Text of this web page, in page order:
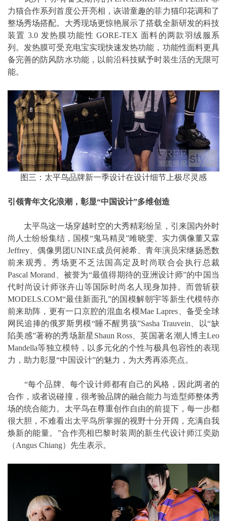
力猫合作系列首度公开亮相，诙谐童趣的菲力猫印花调和了
整场秀场搭配。大秀现场更惊艳展示了搭载全新研发的科技
装置 3.0 发热膜功能性 GORE-TEX 面料的两款羽绒服系
列。发热膜可受充电宝实现快速发热功能，功能性面料更具
备完善的防风防水功能，以前沿科技赋予时装生活的无限可
能。
图三：太平鸟品牌新一季设计在设计细节上极尽灵感
引领青年文化浪潮，彰显“中国设计”多维创造
太平鸟这一场穿越时空的大秀精彩纷呈，引来国内外时
尚人士纷纷集结，国模“鬼马精灵”雎晓雯、实力偶像董又霖
Jeffrey、偶像男团UNINE成员何昶希、青年演员宋继扬悉数
前来观秀。秀场更不乏法国高定及时尚联合会执行总裁
Pascal Morand、被誉为“最值得期待的亚洲设计师”的中国当
代时尚设计师张卉山等国际时尚名人现身加持。而曾斩获
MODELS.COM“最佳新面孔”的国模解朝宇等新生代模特亦
前来助阵，更有一口京腔的混血名模Mae Lapres、备受全球
网民追捧的俄罗斯男模“睡不醒男孩”Sasha Trauvein、以“缺
陷美感”著称的秀场新星Shaun Ross、英国著名潮人博主Leo
Mandella等独立模特，以多元化的个性与极具包容性的表现
力，助力彰显“中国设计”的魅力，为大秀再添亮点。
“每个品牌、每个设计师都有自己的风格，因此两者的
合作，或者说碰撞，很考验品牌的融合能力与造型师整体秀
场的统合能力。太平鸟在尊重创作自由的前提下，每一步都
很大胆，不难看出太平鸟所掌握的视野十分开阔，充满自我
焕新的能量。”合作亮相巴黎时装周的新生代设计师江奕勋
（Angus Chiang）先生表示。